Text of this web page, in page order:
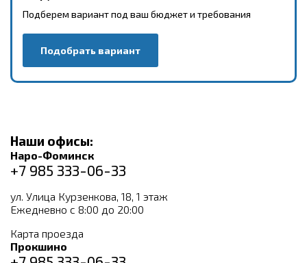
Подберем вариант под ваш бюджет и требования
Подобрать вариант
Наши офисы:
Наро-Фоминск
+7 985 333-06-33
ул. Улица Курзенкова, 18, 1 этаж
Ежедневно с 8:00 до 20:00
Карта проезда
Прокшино